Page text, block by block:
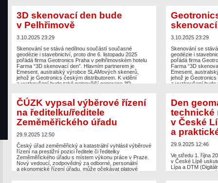
dne (moderuje […]
The post
Detailní program setkání zákazníků Gepro
stavební fakultě
pozemkových
dokumentačních
dokumentací
s aktualizovanými
poznatky
poměrů Návrh
dokumentací
metodickým
The postSeminář
a technického
v kontextu
3D skenovací den bude
v Pelhřimově
3.10.2025 23:29
Skenování se stává nedílnou součástí současné
geodézie i stavebnictví, proto dne 6. listopadu 2025
pořádá firma Geotronics Praha v pelhřimovském hotelu
Farma “3D skenovací den”. Hlavním partnerem je
Emesent, australský výrobce SLAMových skenerů,
jehož je Geotronics českým distributorem. K vidění
a vyzkoušení bude také nejnovější generace 3D
The post 3D skenovací den bude v Pelhřimověappeared
first onZeměměřič.
3.10.2025 23:29
Skenování se
geodézie i
pořádá firma
Farma “3D
Emesent,
jehož je
a vyzkoušení bude
The post
v Pelhřimově
ČÚZK vypsal výběrové řízení
na ředitelku/ředitele
Zeměměřického úřadu
29.9.2025 12:50
Český úřad zeměměřický a katastrální vyhlásil výběrové
řízení na prestižní pozici ředitele či ředitelky
Zeměměřického úřadu s místem výkonu práce v Praze.
Nový vedoucí, zodpovědný za odborné, personální
a ekonomické řízení úřadu, může očekávat platové
Den
technické
v České
a
29.9.2025 12:46
Ve středu 1. října
v České Lípě
Lípa a DTM